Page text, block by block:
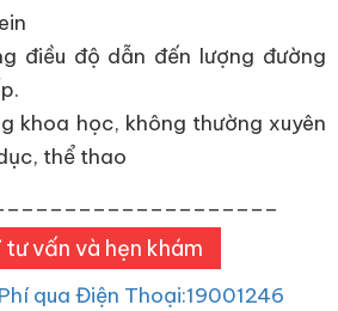
điều độ dẫn đến lượng đường
khoa học, không thường xuyên
thể thao
tư vấn và hẹn khám
qua Điện Thoại:19001246